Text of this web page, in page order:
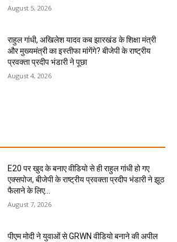
August 5, 2026
राहुल गांधी, अखिलेश यादव कब झारखंड के शिक्षा मंत्री
और मुख्यमंत्री का इस्तीफा मांगेंगे? बीजेपी के राष्ट्रीय
प्रवक्ता प्रदीप भंडारी ने पूछा
August 4, 2026
E20 पर खुद के बनाए वीडियो से ही राहुल गांधी हो गए
एक्सपोज, बीजेपी के राष्ट्रीय प्रवक्ता प्रदीप भंडारी ने झूठ
फैलाने के लिए...
August 7, 2026
पीएम मोदी ने युवाओं से GRWN वीडियो बनाने की अपील